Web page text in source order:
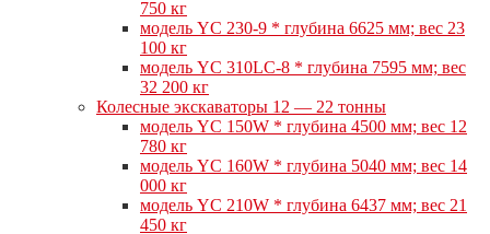
750 кг
модель YC 230-9 * глубина 6625 мм; вес 23
100 кг
модель YC 310LC-8 * глубина 7595 мм; вес
32 200 кг
Колесные экскаваторы 12 — 22 тонны
модель YC 150W * глубина 4500 мм; вес 12
780 кг
модель YC 160W * глубина 5040 мм; вес 14
000 кг
модель YC 210W * глубина 6437 мм; вес 21
450 кг